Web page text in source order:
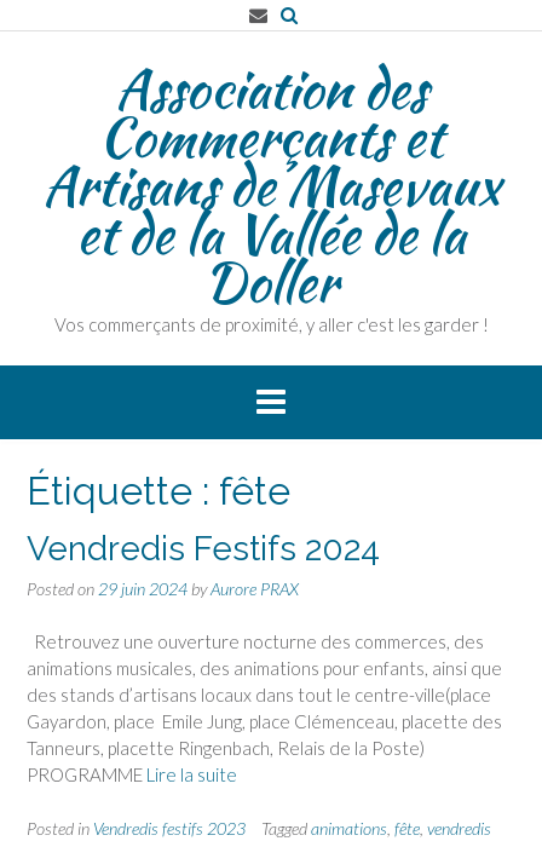
to
Association des
Commerçants et
Artisans de Masevaux
et de la Vallée de la
Doller
Vos commerçants de proximité, y aller c'est les garder !
Étiquette : fête
Vendredis Festifs 2024
Posted on 29 juin 2024 byAurore PRAX
Retrouvez une ouverture nocturne des commerces, des
animations musicales, des animations pour enfants, ainsi que
des stands d’artisans locaux dans tout le centre-ville(place
Gayardon, place Emile Jung, place Clémenceau, placette des
Tanneurs, placette Ringenbach, Relais de la Poste)
PROGRAMME Lire la suite
Posted in Vendredis festifs 2023 Taggedanimations fête vendredis